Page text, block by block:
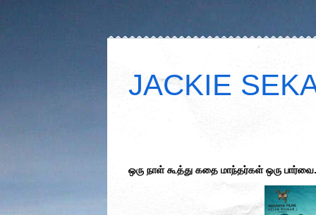
JACKIE
ஒரு நாள் கூத்து கதை மாந்தர்கள் ஒரு பார்வை.